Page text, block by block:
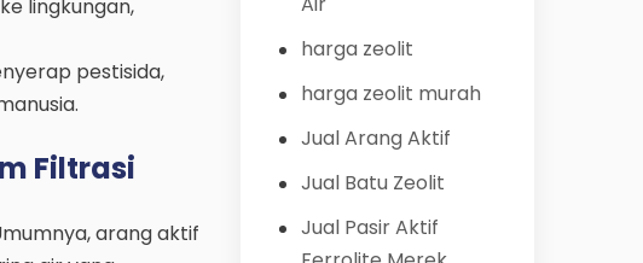
lingkungan,
pestisida,
Filtrasi
arang aktif
harga zeolit
harga zeolit murah
Jual Arang Aktif
Jual Batu Zeolit
Jual Pasir Aktif